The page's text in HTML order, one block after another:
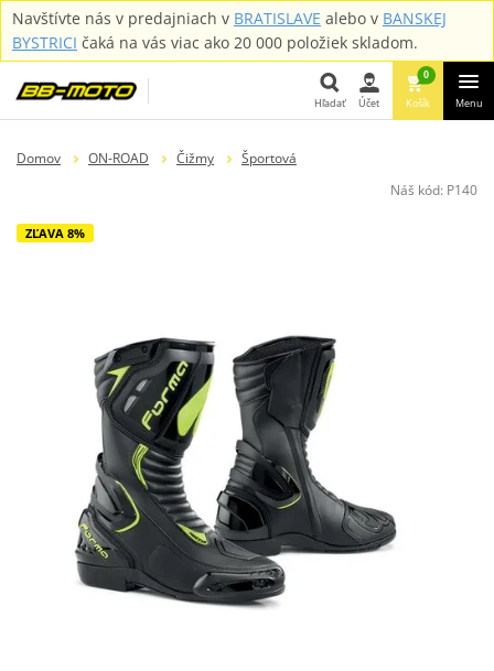
Navštívte nás v predajniach v BRATISLAVE alebo v BANSKEJ
BYSTRICI čaká na vás viac ako 20 000 položiek skladom.
Hľadať Účet
0
Košík Menu
Domov ON-ROAD Čižmy
Športová
Náš kód: P140
ZĽAVA 8%